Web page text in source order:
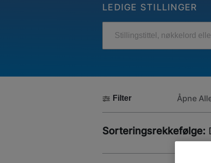
LEDIGE STILLINGER
Stillingstittel, nøkkelord
Filter Åpne
Sorteringsrekkefølge: